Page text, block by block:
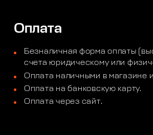
Оплата
Безналичная форма оплаты
счета юридическому или
Оплата наличными в магазине
Оплата на банковскую карту.
Оплата через сайт.